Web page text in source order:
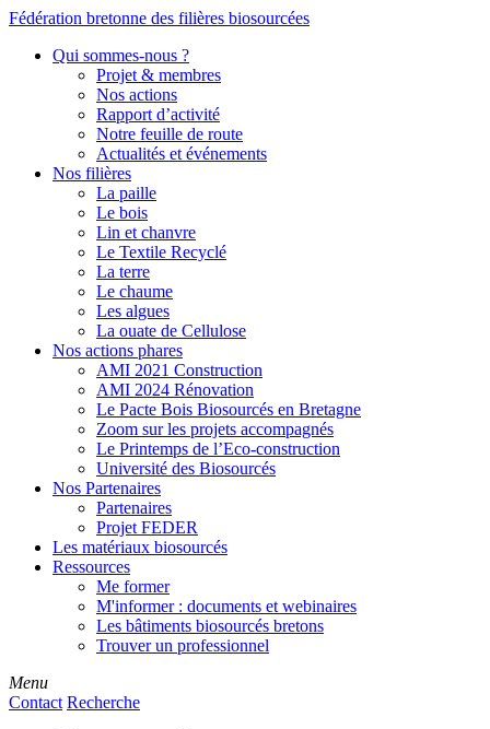
Fédération bretonne des filières biosourcées
Qui sommes-nous ?
Projet & membres
Nos actions
Rapport d’activité
Notre feuille de route
Actualités et événements
Nos filières
La paille
Le bois
Lin et chanvre
Le Textile Recyclé
La terre
Le chaume
Les algues
La ouate de Cellulose
Nos actions phares
AMI 2021 Construction
AMI 2024 Rénovation
Le Pacte Bois Biosourcés en Bretagne
Zoom sur les projets accompagnés
Le Printemps de l’Eco-construction
Université des Biosourcés
Nos Partenaires
Partenaires
Projet FEDER
Les matériaux biosourcés
Ressources
Me former
M'informer : documents et webinaires
Les bâtiments biosourcés bretons
Trouver un professionnel
Menu
Contact Recherche